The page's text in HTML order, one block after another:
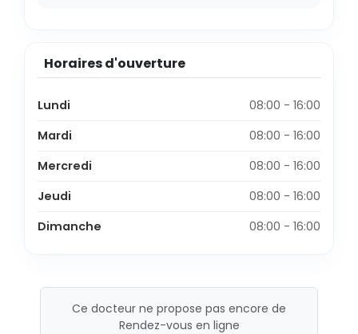
Horaires d'ouverture
Lundi
08:00 - 16:00
Mardi
08:00 - 16:00
Mercredi
08:00 - 16:00
Jeudi
08:00 - 16:00
Dimanche
08:00 - 16:00
Ce docteur ne propose pas encore de
Rendez-vous en ligne